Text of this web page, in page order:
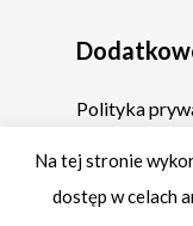
Polityka
Na tej stronie
dostęp w celach